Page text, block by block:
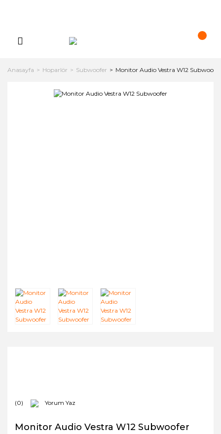
Anasayfa Hoparlör Subwoofer Monitor Audio Vestra W12 Subwoofer
(0) Yorum Yaz
Monitor Audio Vestra W12 Subwoofer